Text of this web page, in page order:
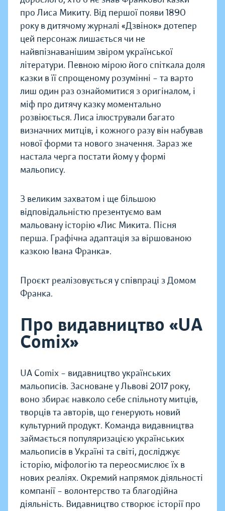
про Лиса Микиту. Від першої появи 1890
року в дитячому журналі «Дзвінок» дотепер
цей персонаж лишається чи не
найвпізнаванішим звіром української
літератури. Певною мірою його спіткала доля
казки в її спрощеному розумінні – та варто
лиш один раз ознайомитися з оригіналом, і
міф про дитячу казку моментально
розвіюється. Лиса ілюстрували багато
визначних митців, і кожного разу він набував
нової форми та нового значення. Зараз же
настала черга постати йому у формі
мальопису.
З великим захватом і ще більшою
відповідальністю презентуємо вам
мальовану історію «Лис Микита. Пісня
перша. Графічна адаптація за віршованою
казкою Івана Франка».
Проєкт реалізовується у співпраці з Домом
Франка.
Про видавництво «UA
Comix»
UA Comix – видавництво українських
мальописів. Засноване у Львові 2017 року,
воно збирає навколо себе спільноту митців,
творців та авторів, що генерують новий
культурний продукт. Команда видавництва
займається популяризацією українських
мальописів в Україні та світі, досліджує
історію, міфологію та переосмислює їх в
нових реаліях. Окремий напрямок діяльності
компанії – волонтерство та благодійна
діяльність. Видавництво створює історії про